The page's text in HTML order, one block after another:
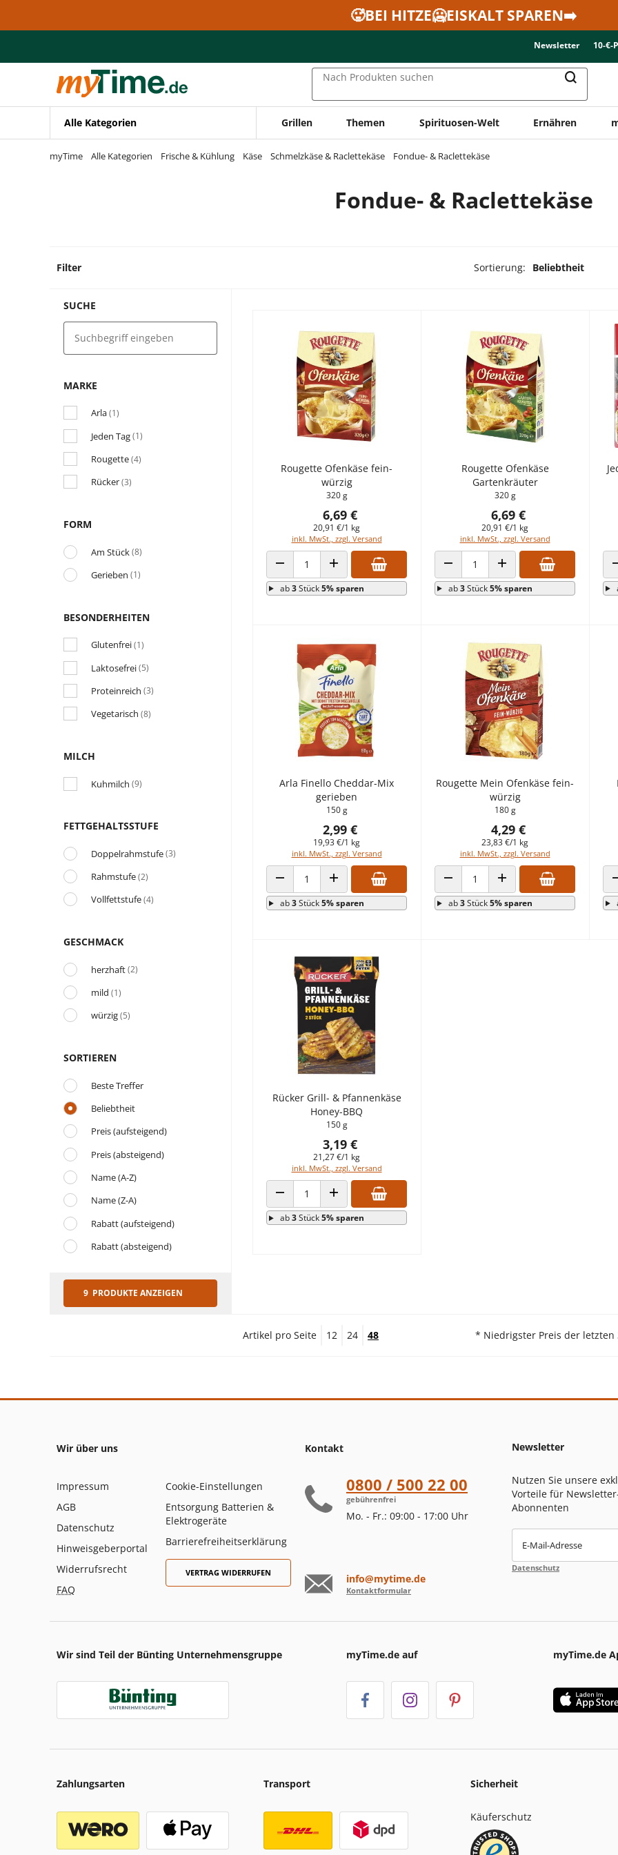
Zur Navigation springen
🥵BEI HITZE🥶EISKALT SPAREN➡️
Newsletter 10-€-
Nach Produkten suchen
Alle Kategorien Grillen Themen Spirituosen-Welt Ernähren
myTime Alle Kategorien Frische & Kühlung Käse Schmelzkäse & Raclettekäse Fondue- & Raclettekäse
Fondue- & Raclettekäse
Filter Sortierung: Beliebtheit
SUCHE
MARKE
Arla(1)
Jeden Tag(1)
Rougette(4)
Rücker(3)
FORM
Am Stück(8)
Gerieben (1)
BESONDERHEITEN
Glutenfrei(1)
Laktosefrei(5)
Proteinreich (3)
Vegetarisch (8)
MILCH
Kuhmilch (9)
FETTGEHALTSSTUFE
Doppelrahmstufe(3)
Rahmstufe(2)
Vollfettstufe(4)
GESCHMACK
herzhaft(2)
mild (1)
würzig(5)
SORTIEREN
Beste Treffer
Beliebtheit
Preis (aufsteigend)
Preis (absteigend)
Name (A-Z)
Name (Z-A)
Rabatt (aufsteigend)
Rabatt (absteigend)
9 PRODUKTE ANZEIGEN
Rougette Ofenkäse fein-
würzig
320 g
6,69 €
20,91 €/1 kg
inkl. MwSt., zzgl. Versand
ANZAHL VERRINGERNANZAHL ERHÖHEN
ab3Stück5% sparen
Rougette Ofenkäse
Gartenkräuter
320 g
6,69 €
20,91 €/1 kg
inkl. MwSt., zzgl. Versand
ANZAHL VERRINGERNANZAHL ERHÖHEN
ab3Stück5% sparen
Arla Finello Cheddar-Mix
gerieben
150 g
2,99 €
19,93 €/1 kg
inkl. MwSt., zzgl. Versand
ANZAHL VERRINGERNANZAHL ERHÖHEN
ab3Stück5% sparen
Rougette Mein Ofenkäse fein-
würzig
180 g
4,29 €
23,83 €/1 kg
inkl. MwSt., zzgl. Versand
ANZAHL VERRINGERNANZAHL ERHÖHEN
ab3Stück5% sparen
Rücker Grill- & Pfannenkäse
Honey-BBQ
150 g
3,19 €
21,27 €/1 kg
inkl. MwSt., zzgl. Versand
ANZAHL VERRINGERNANZAHL ERHÖHEN
ab3Stück5% sparen
Artikel pro Seite 12 24 48 * Niedrigster Preis der letzten
Wir über uns
Impressum
AGB
Datenschutz
Hinweisgeberportal
Widerrufsrecht
FAQ
Cookie-Einstellungen
Entsorgung Batterien &
Elektrogeräte
Barrierefreiheitserklärung
VERTRAG WIDERRUFEN
Kontakt
0800 / 500 22 00
gebührenfrei
Mo. - Fr.: 09:00 - 17:00 Uhr
info@mytime.de
Kontaktformular
Newsletter
Nutzen Sie unsere
Vorteile für
Abonnenten
E-Mail-Adresse
Datenschutz
Wir sind Teil der Bünting Unternehmensgruppe myTime.de auf myTime.de
Zahlungsarten Transport Sicherheit
Käuferschutz